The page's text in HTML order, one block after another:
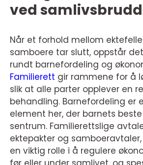
ved samlivsbrudd
Når et forhold mellom
samboere tar slutt, oppstår
rundt barnefordeling og
Familierett gir rammene for å
slik at alle parter opplever en
behandling. Barnefordeling er
element her, der barnets
sentrum. Familierettslige
ektepakter og
en viktig rolle i å regulere